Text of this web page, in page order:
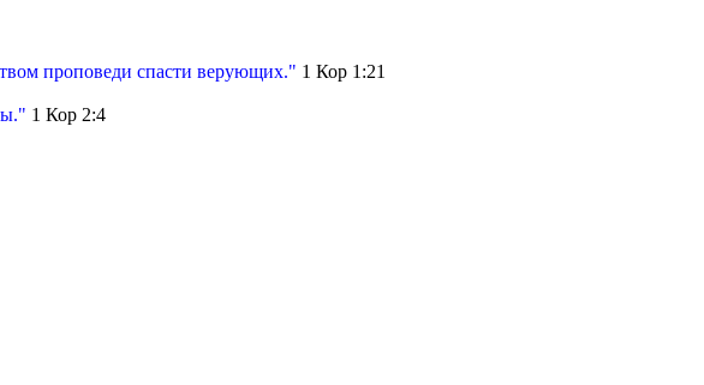
проповеди спасти верующих." 1 Кор 1:21
1 Кор 2:4